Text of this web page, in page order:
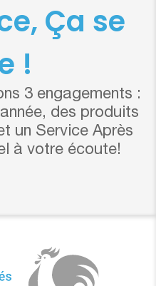
Ça se
!
3 engagements :
des produits
un Service Après
à votre écoute!